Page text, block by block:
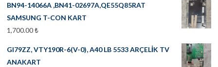
BN94-14066A ,BN41-02697A,QE55Q85RAT
SAMSUNG T-CON KART
1,700.00₺
GI79ZZ, VTY190R-6(V-0), A40 LB 5533 ARÇELİK TV
ANAKART